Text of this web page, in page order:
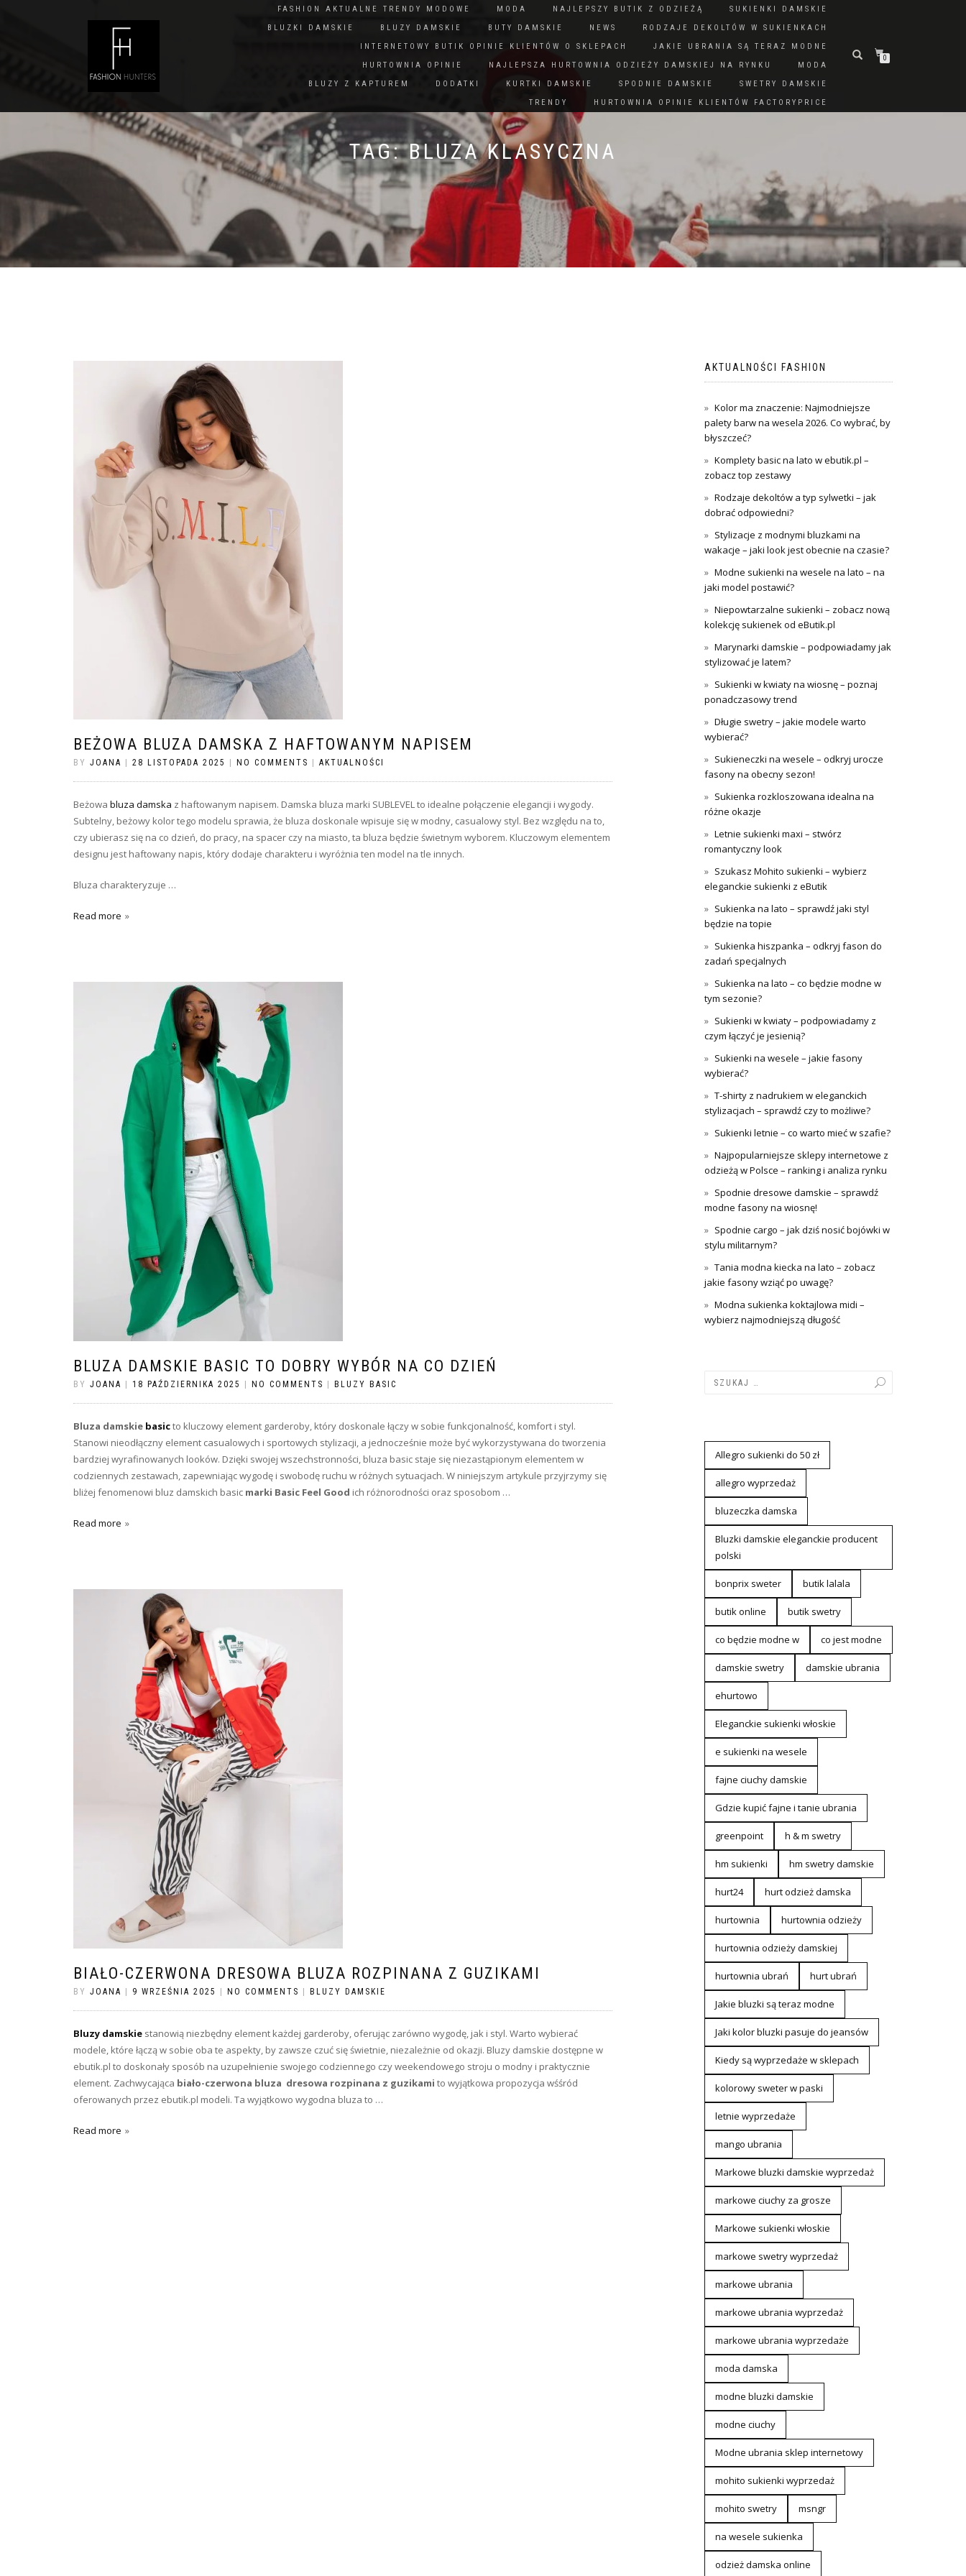
FASHION AKTUALNE TRENDY MODOWE MODA NAJLEPSZY BUTIK Z ODZIEŻĄ
SUKIENKI DAMSKIE
BLUZKI DAMSKIE
BLUZY DAMSKIE BUTY DAMSKIE NEWS
RODZAJE DEKOLTÓW W SUKIENKACH
INTERNETOWY BUTIK OPINIE KLIENTÓW O SKLEPACH
JAKIE UBRANIA SĄ TERAZ MODNE
HURTOWNIA OPINIE
NAJLEPSZA HURTOWNIA ODZIEŻY DAMSKIEJ NA RYNKU
MODA
BLUZY Z KAPTUREM
DODATKI KURTKI DAMSKIE SPODNIE DAMSKIE
SWETRY DAMSKIE
TRENDY
HURTOWNIA OPINIE KLIENTÓW FACTORYPRICE
0
TAG:BLUZA KLASYCZNA
BEŻOWA BLUZA DAMSKA Z HAFTOWANYM NAPISEM
BY JOANA 28 LISTOPADA 2025 NO COMMENTS AKTUALNOŚCI
Beżowa bluza damska z haftowanym napisem. Damska bluza marki SUBLEVEL to idealne połączenie elegancji i wygody.
Subtelny, beżowy kolor tego modelu sprawia, że bluza doskonale wpisuje się w modny, casualowy styl. Bez względu na to,
czy ubierasz się na co dzień, do pracy, na spacer czy na miasto, ta bluza będzie świetnym wyborem. Kluczowym elementem
designu jest haftowany napis, który dodaje charakteru i wyróżnia ten model na tle innych.
Bluza charakteryzuje …
Read more
BLUZA DAMSKIE BASIC TO DOBRY WYBÓR NA CO DZIEŃ
BY JOANA 18 PAŹDZIERNIKA 2025 NO COMMENTS BLUZY BASIC
Bluza damskie basicto kluczowy element garderoby, który doskonale łączy w sobie funkcjonalność, komfort i styl.
Stanowi nieodłączny element casualowych i sportowych stylizacji, a jednocześnie może być wykorzystywana do tworzenia
bardziej wyrafinowanych looków. Dzięki swojej wszechstronności, bluza basic staje się niezastąpionym elementem w
codziennych zestawach, zapewniając wygodę i swobodę ruchu w różnych sytuacjach. W niniejszym artykule przyjrzymy się
bliżej fenomenowi bluz damskich basic marki Basic Feel Good ich różnorodności oraz sposobom …
Read more
BIAŁO-CZERWONA DRESOWA BLUZA ROZPINANA Z GUZIKAMI
BY JOANA 9 WRZEŚNIA 2025 NO COMMENTS BLUZY DAMSKIE
Bluzy damskie stanowią niezbędny element każdej garderoby, oferując zarówno wygodę, jak i styl. Warto wybierać
modele, które łączą w sobie oba te aspekty, by zawsze czuć się świetnie, niezależnie od okazji. Bluzy damskie dostępne w
ebutik.pl to doskonały sposób na uzupełnienie swojego codziennego czy weekendowego stroju o modny i praktycznie
element. Zachwycająca biało-czerwona bluza dresowa rozpinana z guzikami to wyjątkowa propozycja wśśród
oferowanych przez ebutik.pl modeli. Ta wyjątkowo wygodna bluza to …
Read more
AKTUALNOŚCI FASHION
Kolor ma znaczenie: Najmodniejsze
palety barw na wesela 2026. Co wybrać, by
błyszczeć?
Komplety basic na lato w ebutik.pl –
zobacz top zestawy
Rodzaje dekoltów a typ sylwetki – jak
dobrać odpowiedni?
Stylizacje z modnymi bluzkami na
wakacje – jaki look jest obecnie na czasie?
Modne sukienki na wesele na lato – na
jaki model postawić?
Niepowtarzalne sukienki – zobacz nową
kolekcję sukienek od eButik.pl
Marynarki damskie – podpowiadamy jak
stylizować je latem?
Sukienki w kwiaty na wiosnę – poznaj
ponadczasowy trend
Długie swetry – jakie modele warto
wybierać?
Sukieneczki na wesele – odkryj urocze
fasony na obecny sezon!
Sukienka rozkloszowana idealna na
różne okazje
Letnie sukienki maxi – stwórz
romantyczny look
Szukasz Mohito sukienki – wybierz
eleganckie sukienki z eButik
Sukienka na lato – sprawdź jaki styl
będzie na topie
Sukienka hiszpanka – odkryj fason do
zadań specjalnych
Sukienka na lato – co będzie modne w
tym sezonie?
Sukienki w kwiaty – podpowiadamy z
czym łączyć je jesienią?
Sukienki na wesele – jakie fasony
wybierać?
T-shirty z nadrukiem w eleganckich
stylizacjach – sprawdź czy to możliwe?
Sukienki letnie – co warto mieć w szafie?
Najpopularniejsze sklepy internetowe z
odzieżą w Polsce – ranking i analiza rynku
Spodnie dresowe damskie – sprawdź
modne fasony na wiosnę!
Spodnie cargo – jak dziś nosić bojówki w
stylu militarnym?
Tania modna kiecka na lato – zobacz
jakie fasony wziąć po uwagę?
Modna sukienka koktajlowa midi –
wybierz najmodniejszą długość
Allegro sukienki do 50 zł
allegro wyprzedaż
bluzeczka damska
Bluzki damskie eleganckie producent
polski
bonprix sweter butik lalala
butik online butik swetry
co będzie modne w co jest modne
damskie swetry damskie ubrania
ehurtowo
Eleganckie sukienki włoskie
e sukienki na wesele
fajne ciuchy damskie
Gdzie kupić fajne i tanie ubrania
greenpoint h & m swetry
hm sukienki hm swetry damskie
hurt24 hurt odzież damska
hurtownia hurtownia odzieży
hurtownia odzieży damskiej
hurtownia ubrań hurt ubrań
Jakie bluzki są teraz modne
Jaki kolor bluzki pasuje do jeansów
Kiedy są wyprzedaże w sklepach
kolorowy sweter w paski
letnie wyprzedaże
mango ubrania
Markowe bluzki damskie wyprzedaż
markowe ciuchy za grosze
Markowe sukienki włoskie
markowe swetry wyprzedaż
markowe ubrania
markowe ubrania wyprzedaż
markowe ubrania wyprzedaże
moda damska
modne bluzki damskie
modne ciuchy
Modne ubrania sklep internetowy
mohito sukienki wyprzedaż
mohito swetry msngr
na wesele sukienka
odzież damska online